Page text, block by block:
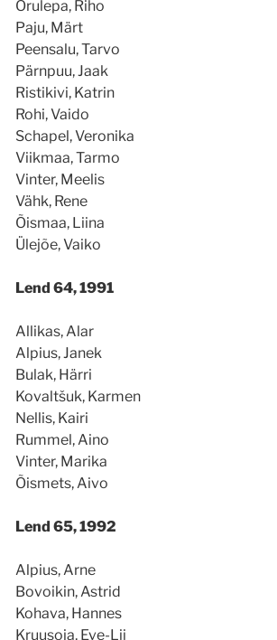
Orulepa, Riho
Paju, Märt
Peensalu, Tarvo
Pärnpuu, Jaak
Ristikivi, Katrin
Rohi, Vaido
Schapel, Veronika
Viikmaa, Tarmo
Vinter, Meelis
Vähk, Rene
Õismaa, Liina
Ülejõe, Vaiko
Lend 64, 1991
Allikas, Alar
Alpius, Janek
Bulak, Härri
Kovaltšuk, Karmen
Nellis, Kairi
Rummel, Aino
Vinter, Marika
Õismets, Aivo
Lend 65, 1992
Alpius, Arne
Bovoikin, Astrid
Kohava, Hannes
Kruusoja, Eve-Lii